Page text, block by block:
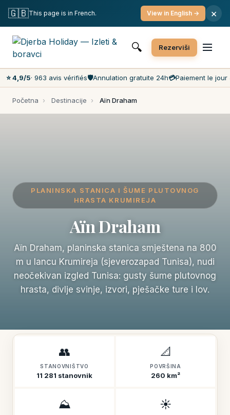
Besplatno otkazivanje
Najniže cene na tržištu
Korisničku podršku 7/7
🔍 Rezerviši
⭐ 4,9/5· 963 avis vérifiés🛡️Annulation gratuite 24h💳Paiement le jour
Početna › Destinacije › Aïn Draham
PLANINSKA STANICA I ŠUME PLUTOVNOG
HRASTA KRUMIREJA
Aïn Draham
Aïn Draham, planinska stanica smještena na 800
m u lancu Krumireja (sjeverozapad Tunisa), nudi
neočekivan izgled Tunisa: gusty šume plutovnog
hrasta, divlje svinje, izvori, pješačke ture i lov.
👥
STANOVNIŠTVO
11 281 stanovnik
📐
POVRŠINA
260 km²
⛰️ ☀️
🇬🇧This page is in French. View in English → ×